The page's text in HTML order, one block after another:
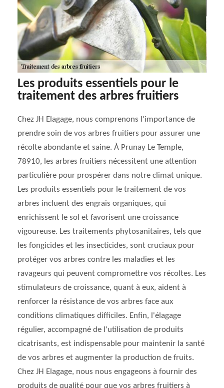
Les produits essentiels pour le
traitement des arbres fruitiers
Chez JH Elagage, nous comprenons l'importance de
prendre soin de vos arbres fruitiers pour assurer une
récolte abondante et saine. À Prunay Le Temple,
78910, les arbres fruitiers nécessitent une attention
particulière pour prospérer dans notre climat unique.
Les produits essentiels pour le traitement de vos
arbres incluent des engrais organiques, qui
enrichissent le sol et favorisent une croissance
vigoureuse. Les traitements phytosanitaires, tels que
les fongicides et les insecticides, sont cruciaux pour
protéger vos arbres contre les maladies et les
ravageurs qui peuvent compromettre vos récoltes. Les
stimulateurs de croissance, quant à eux, aident à
renforcer la résistance de vos arbres face aux
conditions climatiques difficiles. Enfin, l'élagage
régulier, accompagné de l'utilisation de produits
cicatrisants, est indispensable pour maintenir la santé
de vos arbres et augmenter la production de fruits.
Chez JH Elagage, nous nous engageons à fournir des
produits de qualité pour que vos arbres fruitiers à